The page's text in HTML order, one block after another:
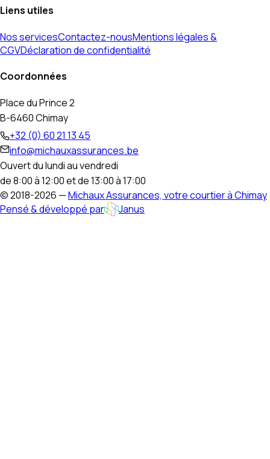
Liens utiles
Nos servicesContactez-nousMentions légales &
CGVDéclaration de confidentialité
Coordonnées
Place du Prince 2
B-6460 Chimay
+32 (0) 60 21 13 45
info@michauxassurances.be
Ouvert du lundi au vendredi
de 8:00 à 12:00 et de 13:00 à 17:00
© 2018-2026 —Michaux Assurances, votre courtier à Chimay
Pensé & développé par
Janus